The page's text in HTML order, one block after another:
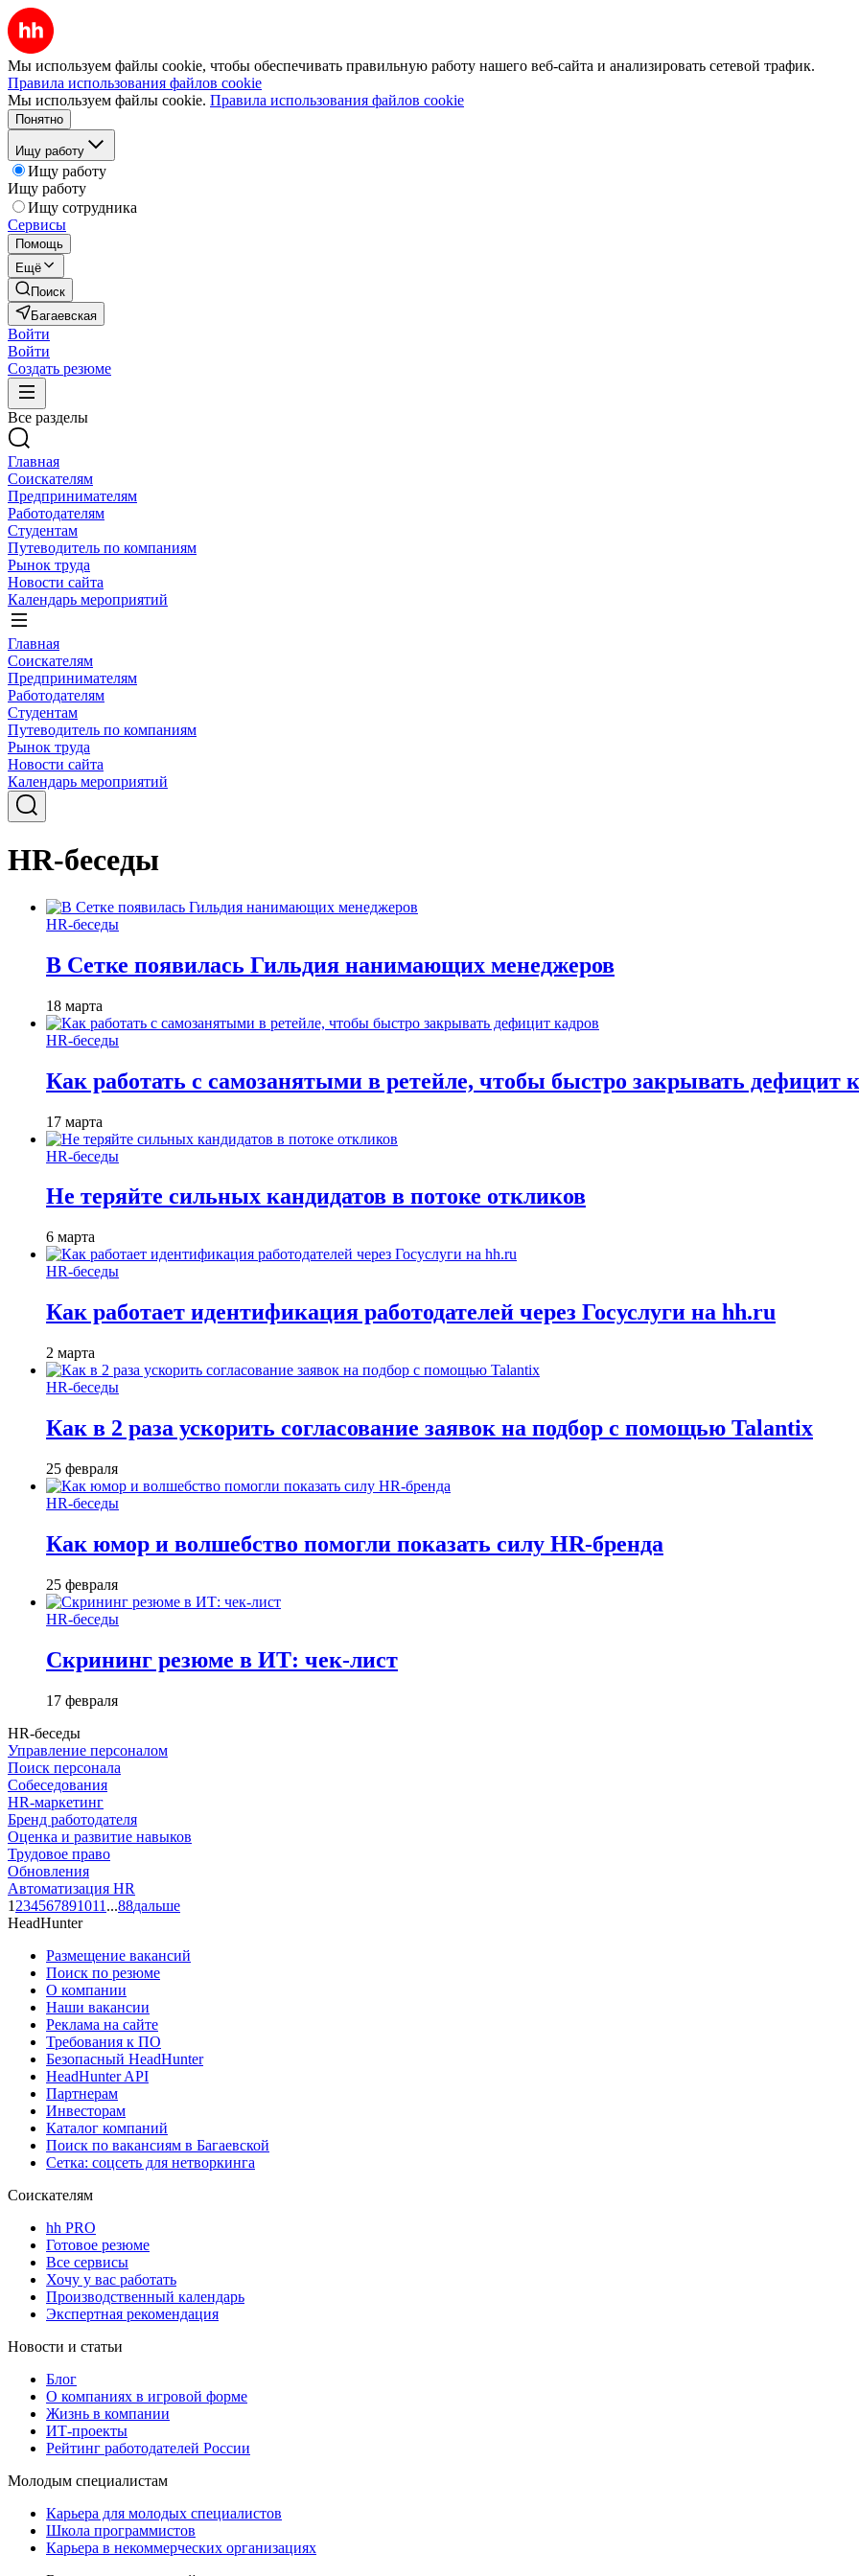
Мы используем файлы cookie, чтобы обеспечивать правильную работу нашего веб-сайта и анализировать сетевой трафик.
Правила использования файлов cookie
Мы используем файлы cookie. Правила использования файлов cookie
Понятно
Ищу работу
Ищу работу
Ищу работу
Ищу сотрудника
Сервисы
Помощь
Ещё
Поиск
Багаевская
Войти
Войти
Создать резюме
Все разделы
Главная
Соискателям
Предпринимателям
Работодателям
Студентам
Путеводитель по компаниям
Рынок труда
Новости сайта
Календарь мероприятий
Главная
Соискателям
Предпринимателям
Работодателям
Студентам
Путеводитель по компаниям
Рынок труда
Новости сайта
Календарь мероприятий
HR-беседы
HR-беседы
В Сетке появилась Гильдия нанимающих менеджеров
18 марта
HR-беседы
Как работать с самозанятыми в ретейле, чтобы быстро закрывать дефицит
17 марта
HR-беседы
Не теряйте сильных кандидатов в потоке откликов
6 марта
HR-беседы
Как работает идентификация работодателей через Госуслуги на hh.ru
2 марта
HR-беседы
Как в 2 раза ускорить согласование заявок на подбор с помощью Talantix
25 февраля
HR-беседы
Как юмор и волшебство помогли показать силу HR-бренда
25 февраля
HR-беседы
Скрининг резюме в ИТ: чек-лист
17 февраля
HR-беседы
Управление персоналом
Поиск персонала
Собеседования
HR-маркетинг
Бренд работодателя
Оценка и развитие навыков
Трудовое право
Обновления
Автоматизация HR
1 234567891011 ...88дальше
HeadHunter
Размещение вакансий
Поиск по резюме
О компании
Наши вакансии
Реклама на сайте
Требования к ПО
Безопасный HeadHunter
HeadHunter API
Партнерам
Инвесторам
Каталог компаний
Поиск по вакансиям в Багаевской
Сетка: соцсеть для нетворкинга
Соискателям
hh PRO
Готовое резюме
Все сервисы
Хочу у вас работать
Производственный календарь
Экспертная рекомендация
Новости и статьи
Блог
О компаниях в игровой форме
Жизнь в компании
ИТ-проекты
Рейтинг работодателей России
Молодым специалистам
Карьера для молодых специалистов
Школа программистов
Карьера в некоммерческих организациях